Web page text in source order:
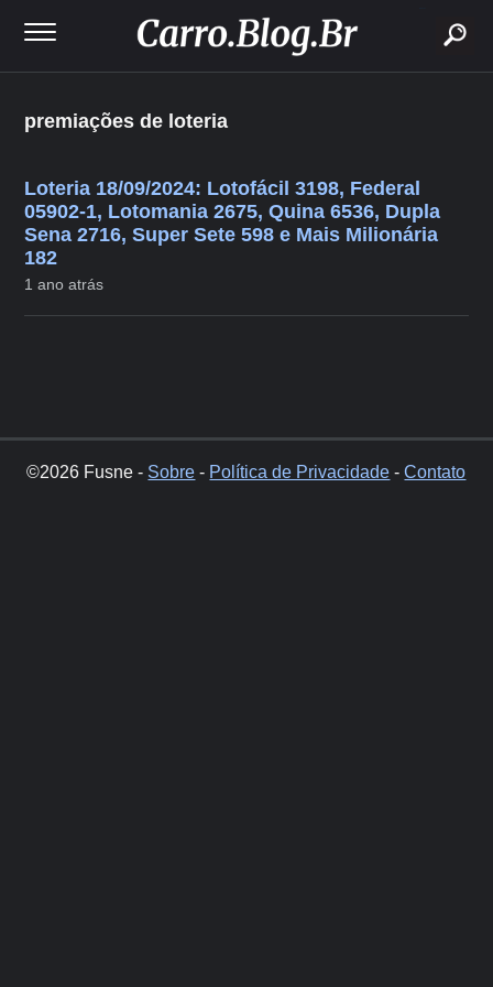
premiações de loteria
Loteria 18/09/2024: Lotofácil 3198, Federal
05902-1, Lotomania 2675, Quina 6536, Dupla
Sena 2716, Super Sete 598 e Mais Milionária
182
1 ano atrás
©2026 Fusne - Sobre - Política de Privacidade -Contato